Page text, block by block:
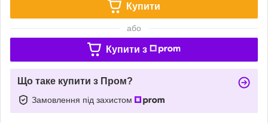
Купити
або
Купити з
Що таке купити з Пром?
Замовлення під захистом